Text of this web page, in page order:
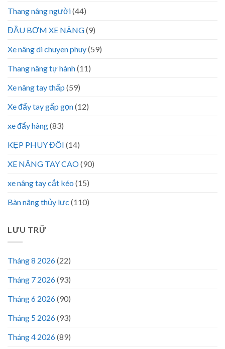
Thang nâng người(44)
ĐẦU BƠM XE NÂNG(9)
Xe nâng di chuyen phuy(59)
Thang nâng tự hành(11)
Xe nâng tay thấp (59)
Xe đẩy tay gấp gọn(12)
xe đẩy hàng(83)
KẸP PHUY ĐÔI (14)
XE NÂNG TAY CAO(90)
xe nâng tay cắt kéo (15)
Bàn nâng thủy lực (110)
LƯU TRỮ
Tháng 8 2026(22)
Tháng 7 2026(93)
Tháng 6 2026(90)
Tháng 5 2026(93)
Tháng 4 2026(89)